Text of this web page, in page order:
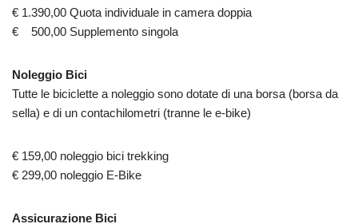
€ 1.390,00 Quota individuale in camera doppia
€ 500,00 Supplemento singola
Noleggio Bici
Tutte le biciclette a noleggio sono dotate di una borsa (borsa da
sella) e di un contachilometri (tranne le e-bike)
€ 159,00 noleggio bici trekking
€ 299,00 noleggio E-Bike
Assicurazione Bici